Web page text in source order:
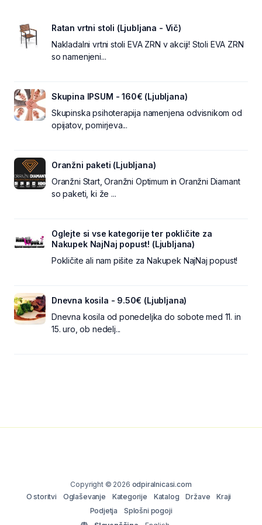
Ratan vrtni stoli (Ljubljana - Vič)
Nakladalni vrtni stoli EVA ZRN v akciji! Stoli EVA ZRN
so namenjeni...
Skupina IPSUM - 160€ (Ljubljana)
Skupinska psihoterapija namenjena odvisnikom od
opijatov, pomirjeva...
Oranžni paketi (Ljubljana)
Oranžni Start, Oranžni Optimum in Oranžni Diamant
so paketi, ki že ...
Oglejte si vse kategorije ter pokličite za
Nakupek NajNaj popust! (Ljubljana)
Pokličite ali nam pišite za Nakupek NajNaj popust!
Dnevna kosila - 9.50€ (Ljubljana)
Dnevna kosila od ponedeljka do sobote med 11. in
15. uro, ob nedelj...
Copyright © 2026 odpiralnicasi.com
O storitvi
Oglaševanje Kategorije Katalog Države
Kraji
Podjetja
Splošni pogoji